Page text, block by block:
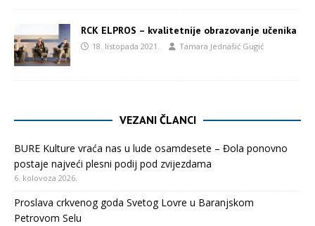
RCK ELPROS – kvalitetnije obrazovanje učenika
18. listopada 2021. Tamara Jednašić Gugić
VEZANI ČLANCI
BURE Kulture vraća nas u lude osamdesete – Đola ponovno
postaje najveći plesni podij pod zvijezdama
6. kolovoza 2026.
Proslava crkvenog goda Svetog Lovre u Baranjskom
Petrovom Selu